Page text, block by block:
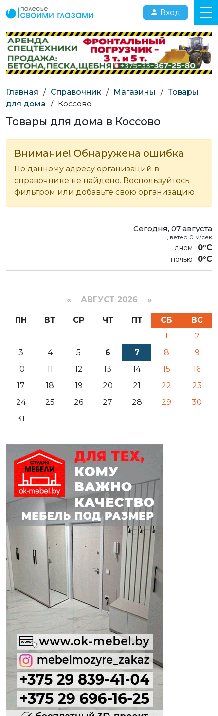
Вход
Главная / Справочник / Магазины / Товары
для дома / Коссово
Товары для дома в Коссово
Внимание! Обнаружена ошибка
По данному адресу организаций в
справочнике не найдено. Воспользуйтесь
фильтром или добавьте свою организацию
Сегодня, 07 августа
, ветер 0 м/сек
0°C
0°C
« АВГУСТ 2026 »
ПН ВТ СР ЧТ ПТ СБ
ВС
1
2
3
4 5 6 7 8
9
10
11 12 13 14 15
16
17
18 19 20 21 22
23
24
25 26 27 28 29
30
31